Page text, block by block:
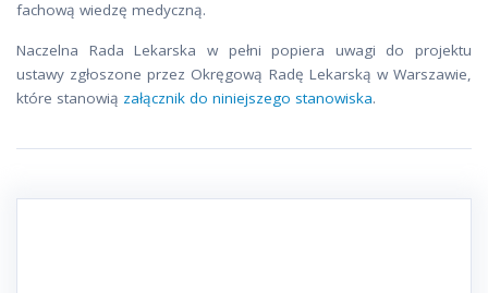
fachową wiedzę medyczną.
Naczelna Rada Lekarska w pełni popiera uwagi do projektu
ustawy zgłoszone przez Okręgową Radę Lekarską w Warszawie,
które stanowią załącznik do niniejszego stanowiska.